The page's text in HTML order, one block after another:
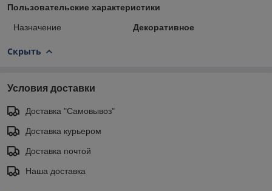
Пользовательские характеристики
Назначение Декоративное
Скрыть
Условия доставки
Доставка "Самовывоз"
Доставка курьером
Доставка почтой
Наша доставка